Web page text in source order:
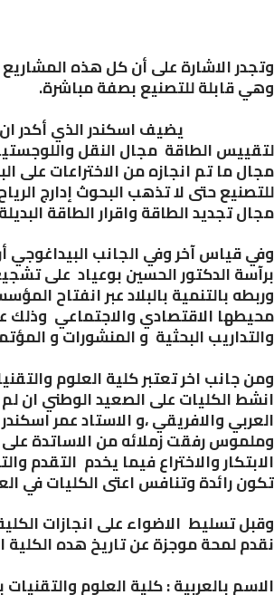
الاشارة على أن كل هذه المشاريع
قابلة للتصنيع بصفة مباشرة.
اسكندر الذي أكدر ان
الطاقةمجال النقل واللوجستيك
ما تم انجازه من الاختراعات على
حتى لا تذهب البحوث إدارج
تجديد الطاقة واقرار الطاقة البديلة .
قياس آخروفي الجانب البيداغوجي
الدكتور الحسين بوعياد على تشجيع
بالتنمية بالبلاد عبر انفتاح
الاقتصادي والاجتماعي وذلك
البحثية و المنشورات و
جانب اخر تعتبر كلية العلوم
الكليات على الصعيد الوطني ان لم
والافريقي ،و الاستاد عمر اسكندر
رفقت زملائه من الاساتدة على
والاختراع فيما يخدم التقدم
رائدة وتنافس اعتى الكليات في
لمحة موجزة عن تاريخ هده الكلية
بالعربية : كلية العلوم والتقنيات